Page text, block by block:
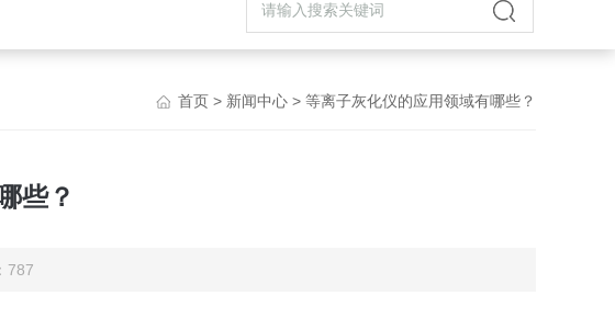
首页 > 新闻中心 > 等离子灰化仪的应用领域有哪些？
些？
787